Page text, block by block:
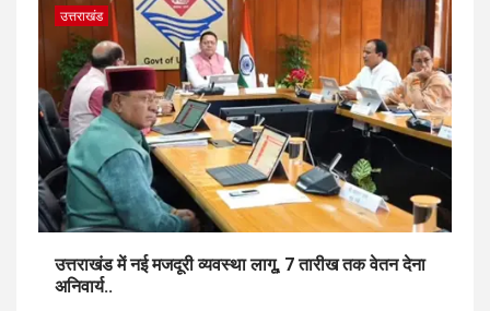
उत्तराखंड
उत्तराखंड में नई मजदूरी व्यवस्था लागू, 7 तारीख तक वेतन देना
अनिवार्य..